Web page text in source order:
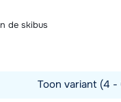
de skibus
Toon variant (4 -